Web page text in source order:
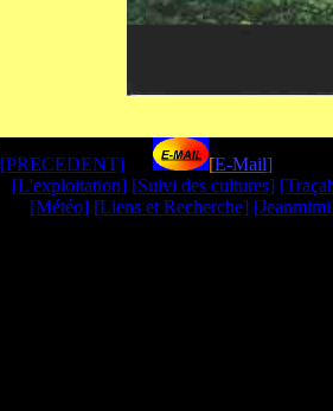
[PRECEDENT] [E-Mail]
[L'exploitation] [Suivi des cultures]
[Météo] [Liens et Recherche]